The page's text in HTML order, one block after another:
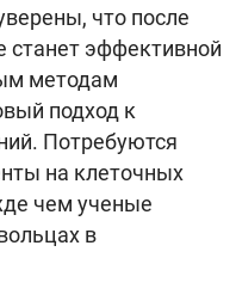
что после
станет эффективной
методам
подход к
Потребуются
на клеточных
чем ученые
в